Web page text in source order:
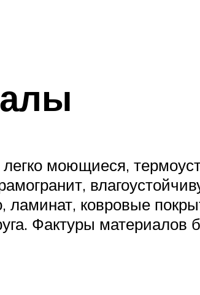
моющиеся,
ламинат, ковровые
Фактуры материалов